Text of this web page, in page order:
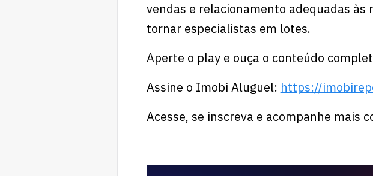
vendas e relacionamento adequadas às
tornar especialistas em lotes.
Aperte o play e ouça o conteúdo
Assine o Imobi Aluguel: https://
Acesse, se inscreva e acompanhe mais